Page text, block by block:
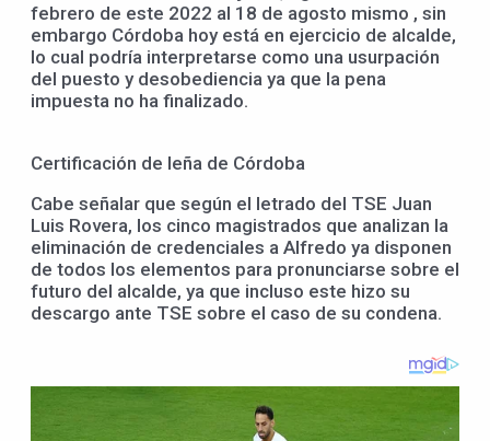
febrero de este 2022 al 18 de agosto mismo , sin
embargo Córdoba hoy está en ejercicio de alcalde,
lo cual podría interpretarse como una usurpación
del puesto y desobediencia ya que la pena
impuesta no ha finalizado.
Certificación de leña de Córdoba
Cabe señalar que según el letrado del TSE Juan
Luis Rovera, los cinco magistrados que analizan la
eliminación de credenciales a Alfredo ya disponen
de todos los elementos para pronunciarse sobre el
futuro del alcalde, ya que incluso este hizo su
descargo ante TSE sobre el caso de su condena.